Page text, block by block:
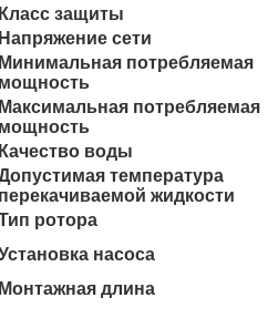
защиты
сети
потребляемая
потребляемая
воды
температура
жидкости
ротора
насоса
длина